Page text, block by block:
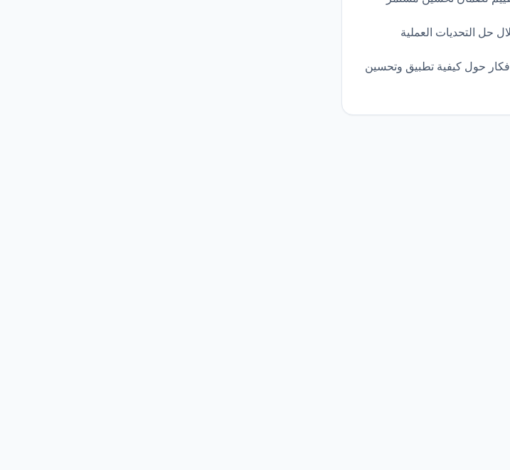
حل التحديات العملية
حول كيفية تطبيق وتحسين